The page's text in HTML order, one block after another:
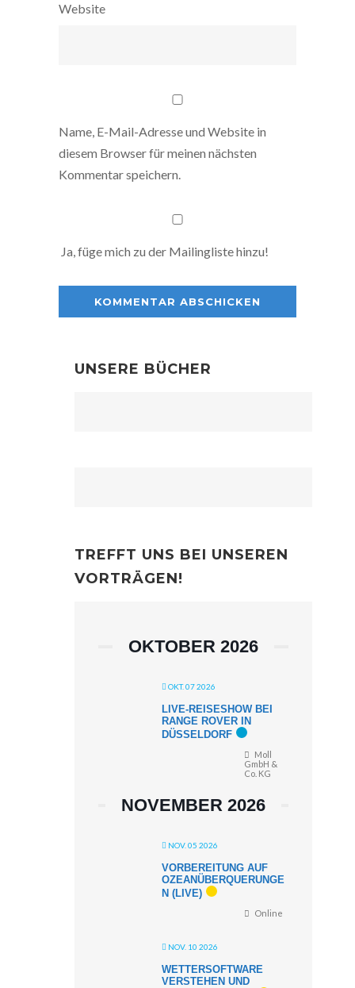
Website
Name, E-Mail-Adresse und Website in
diesem Browser für meinen nächsten
Kommentar speichern.
Ja, füge mich zu der Mailingliste hinzu!
UNSERE BÜCHER
TREFFT UNS BEI UNSEREN
VORTRÄGEN!
OKTOBER 2026
OKT. 07 2026
LIVE-REISESHOW BEI
RANGE ROVER IN
DÜSSELDORF
Moll
GmbH &
Co. KG
NOVEMBER 2026
NOV. 05 2026
VORBEREITUNG AUF
OZEANÜBERQUERUNGE
N (LIVE)
Online
NOV. 10 2026
WETTERSOFTWARE
VERSTEHEN UND